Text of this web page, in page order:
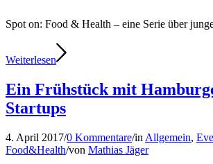
Spot on: Food & Health – eine Serie über
Weiterlesen
Ein Frühstück mit
Startups
4. April 2017/0 Kommentare/in Allgemein,
Food&Health/von Mathias Jäger